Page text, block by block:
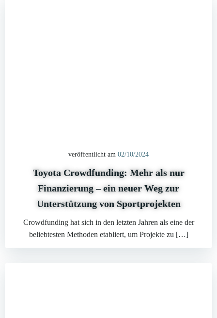
veröffentlicht am 02/10/2024
Toyota Crowdfunding: Mehr als nur
Finanzierung – ein neuer Weg zur
Unterstützung von Sportprojekten
Crowdfunding hat sich in den letzten Jahren als eine der
beliebtesten Methoden etabliert, um Projekte zu […]